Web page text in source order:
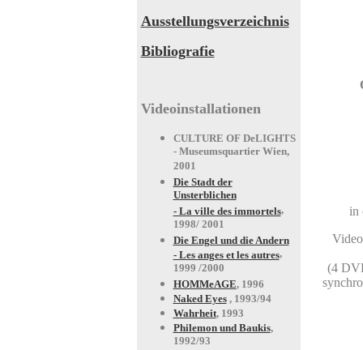
Ausstellungsverzeichnis
Bibliografie
Videoinstallationen
CULTURE OF DeLIGHTS
- Museumsquartier Wien,
2001
Die Stadt der
Unsterblichen
- La ville des immortels,
1998/ 2001
Die Engel und die Andern
- Les anges et les autres,
1999 /2000
HOMMeAGE, 1996
Naked Eyes, 1993/94
Wahrheit, 1993
Philemon und Baukis,
1992/93
in
(4